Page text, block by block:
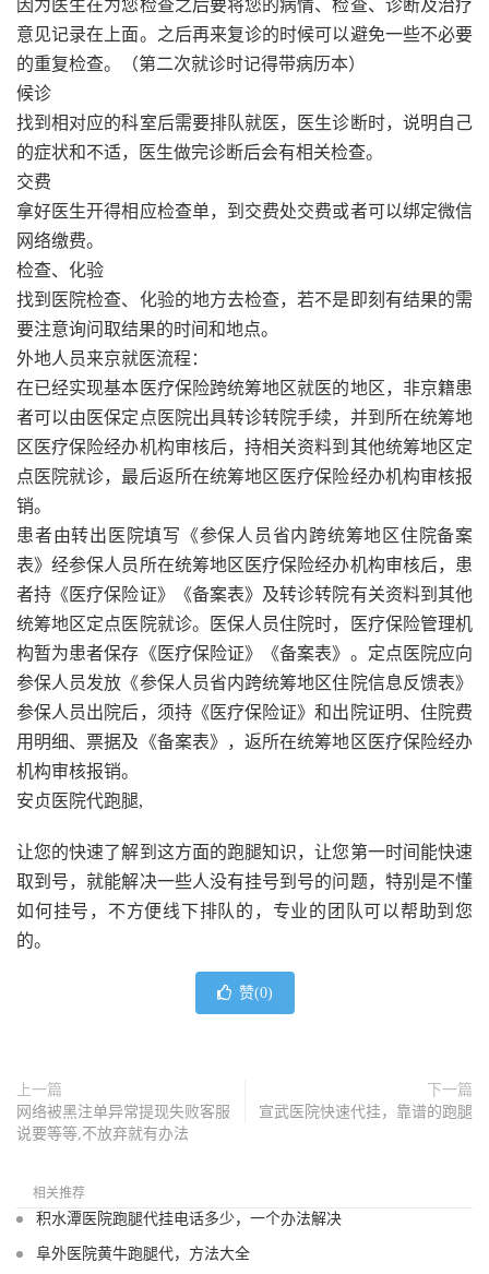
因为医生在为您检查之后要将您的病情、检查、诊断及治疗
意见记录在上面。之后再来复诊的时候可以避免一些不必要
的重复检查。（第二次就诊时记得带病历本）
候诊
找到相对应的科室后需要排队就医，医生诊断时，说明自己
的症状和不适，医生做完诊断后会有相关检查。
交费
拿好医生开得相应检查单，到交费处交费或者可以绑定微信
网络缴费。
检查、化验
找到医院检查、化验的地方去检查，若不是即刻有结果的需
要注意询问取结果的时间和地点。
外地人员来京就医流程：
在已经实现基本医疗保险跨统筹地区就医的地区，非京籍患
者可以由医保定点医院出具转诊转院手续，并到所在统筹地
区医疗保险经办机构审核后，持相关资料到其他统筹地区定
点医院就诊，最后返所在统筹地区医疗保险经办机构审核报
销。
患者由转出医院填写《参保人员省内跨统筹地区住院备案
表》经参保人员所在统筹地区医疗保险经办机构审核后，患
者持《医疗保险证》《备案表》及转诊转院有关资料到其他
统筹地区定点医院就诊。医保人员住院时，医疗保险管理机
构暂为患者保存《医疗保险证》《备案表》。定点医院应向
参保人员发放《参保人员省内跨统筹地区住院信息反馈表》
参保人员出院后，须持《医疗保险证》和出院证明、住院费
用明细、票据及《备案表》，返所在统筹地区医疗保险经办
机构审核报销。
安贞医院代跑腿,
让您的快速了解到这方面的跑腿知识，让您第一时间能快速
取到号，就能解决一些人没有挂号到号的问题，特别是不懂
如何挂号，不方便线下排队的，专业的团队可以帮助到您
的。
赞(0)
上一篇
网络被黑注单异常提现失败客服
说要等等,不放弃就有办法
下一篇
宣武医院快速代挂，靠谱的跑腿
相关推荐
积水潭医院跑腿代挂电话多少，一个办法解决
阜外医院黄牛跑腿代，方法大全